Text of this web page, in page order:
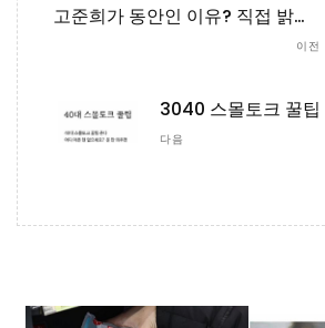
고준희가 동안인 이유? 직접 밝힌 동안 꿀팁 대방출!
이전
3040 스몰토크 꿀팁
다음